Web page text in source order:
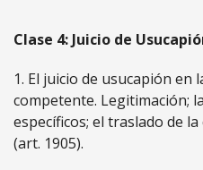
Clase 4: Juicio de
1. El juicio de usucapión en
competente. Legitimación;
específicos; el traslado de
(art. 1905).